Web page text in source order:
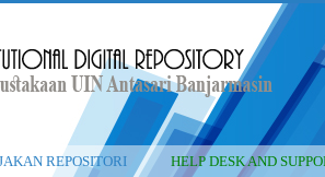
REPOSITORI HELP DESK AND